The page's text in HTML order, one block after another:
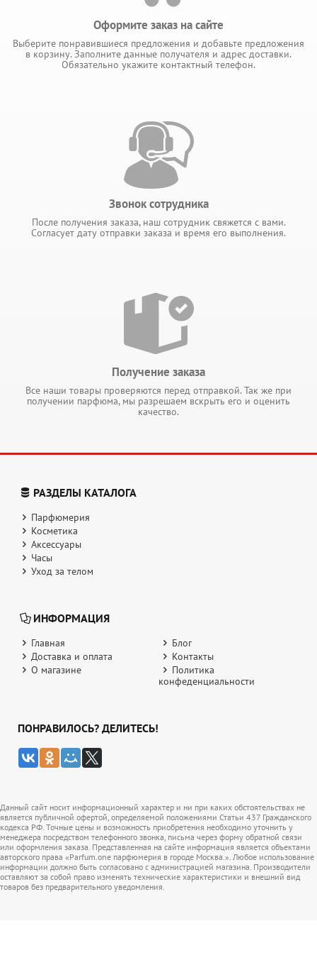
Оформите заказ на сайте
Выберите понравившиеся предложения и добавьте предложения
в корзину. Заполните данные получателя и адрес доставки.
Обязательно укажите контактный телефон.
Звонок сотрудника
После получения заказа, наш сотрудник свяжется с вами.
Согласует дату отправки заказа и время его выполнения.
Получение заказа
Все наши товары проверяются перед отправкой. Так же при
получении парфюма, мы разрешаем вскрыть его и оценить
качество.
РАЗДЕЛЫ КАТАЛОГА
Парфюмерия
Косметика
Аксессуары
Часы
Уход за телом
ИНФОРМАЦИЯ
Главная
Блог
Доставка и оплата
Контакты
О магазине
Политика
конфеденциальности
ПОНРАВИЛОСЬ? ДЕЛИТЕСЬ!
Данный сайт носит информационный характер и ни при каких обстоятельствах не
является публичной офертой, определяемой положениями Статьи 437 Гражданского
кодекса РФ. Точные цены и возможность приобретения необходимо уточнить у
менеджера посредством телефонного звонка, письма через форму обратной связи
или оформления заказа. Представленная на сайте информация является объектами
авторского права «Parfum.one парфюмерия в городе Москва.». Любое использование
информации должно быть согласовано с администрацией магазина. Производители
оставляют за собой право изменять технические характеристики и внешний вид
товаров без предварительного уведомления.